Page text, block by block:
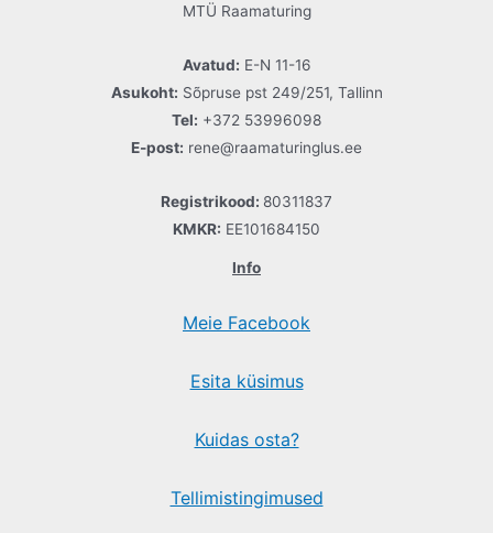
MTÜ Raamaturing
Avatud: E-N 11-16
Asukoht: Sõpruse pst 249/251, Tallinn
Tel: +372 53996098
E-post: rene@raamaturinglus.ee
Registrikood: 80311837
KMKR: EE101684150
Info
Meie Facebook
Esita küsimus
Kuidas osta?
Tellimistingimused